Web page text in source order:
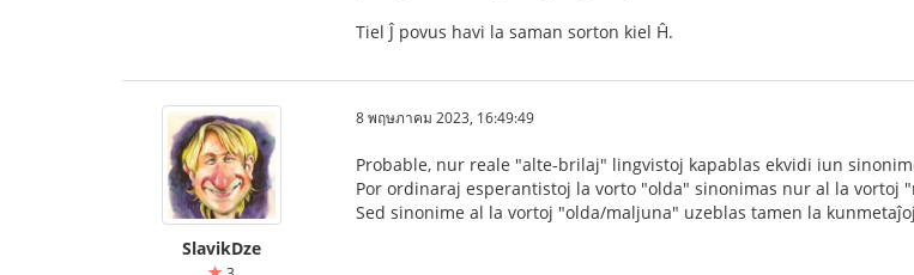
Tiel Ĵ povus havi la saman sorton kiel Ĥ.
SlavikDze
8 พฤษภาคม 2023, 16:49:49
Probable, nur reale "alte-brilaj" lingvistoj kapablas ekvidi iun
Por ordinaraj esperantistoj la vorto "olda" sinonimas nur al la vortoj
Sed sinonime al la vortoj "olda/maljuna" uzeblas tamen la